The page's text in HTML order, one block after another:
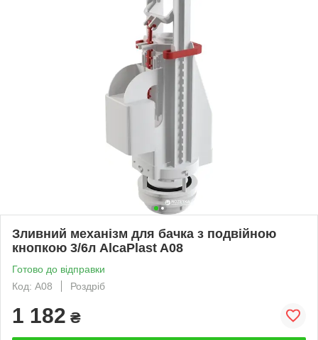
Зливний механізм для бачка з подвійною
кнопкою 3/6л AlcaPlast A08
Готово до відправки
Код: A08
Роздріб
1 182 ₴